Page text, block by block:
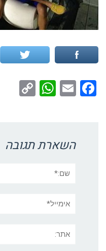
Facebook
Email
השארת תגובה